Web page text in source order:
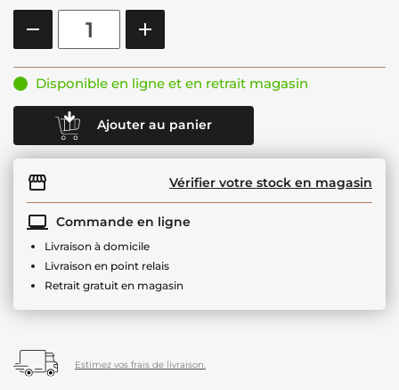
Disponible en ligne et en retrait magasin
Ajouter au panier
Vérifier votre stock en magasin
Commande en ligne
Livraison à domicile
Livraison en point relais
Retrait gratuit en magasin
Estimez vos frais de livraison.